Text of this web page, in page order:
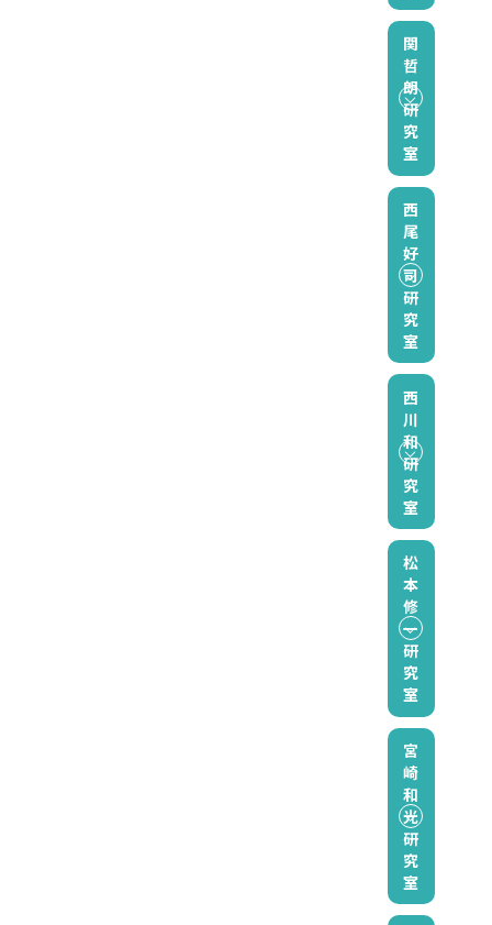
関
哲
朗
研
究
室
西
尾
好
司
研
究
室
西
川
和
研
究
室
松
本
修
一
研
究
室
宮
崎
和
光
研
究
室